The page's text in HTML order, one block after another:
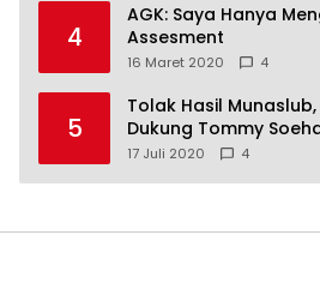
4
AGK: Saya Hanya
Assesment
16 Maret 2020 4
5
Tolak Hasil
Dukung Tommy
17 Juli 2020 4